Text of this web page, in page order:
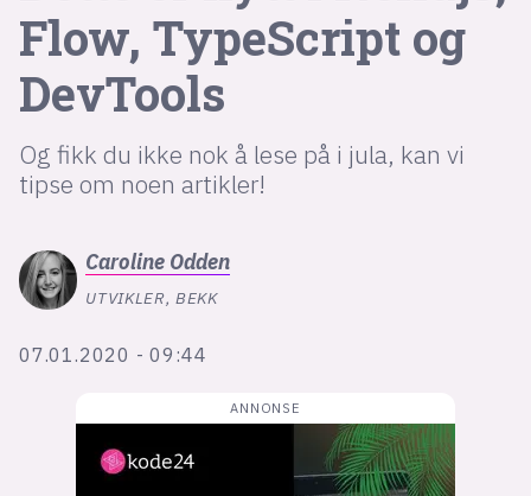
Flow, TypeScript og
DevTools
Og fikk du ikke nok å lese på i jula, kan vi
tipse om noen artikler!
Caroline Odden
UTVIKLER, BEKK
07.01.2020 - 09:44
lys modus
mørk modus
kode24-klubben
Bluesky
Facebook
annonsepriser
Bli firmapartner